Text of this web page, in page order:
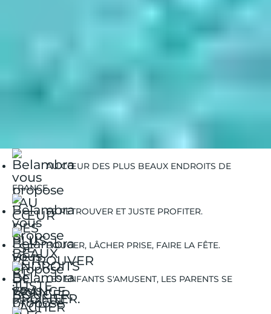
Week-end à Colleville-sur-Mer : les incontournables
AU CŒUR DES PLUS BEAUX ENDROITS DE
FRANCE.
SE RETROUVER ET JUSTE PROFITER.
BOUGER, LÂCHER PRISE, FAIRE LA FÊTE.
LES ENFANTS S'AMUSENT, LES PARENTS SE
DÉTENDENT.